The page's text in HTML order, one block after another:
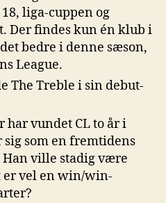
liga-cuppen og
Der findes kun én klub i
bedre i denne sæson,
League.
The Treble i sin debut-
har vundet CL to år i
som en fremtidens
Han ville stadig være
er vel en win/win-